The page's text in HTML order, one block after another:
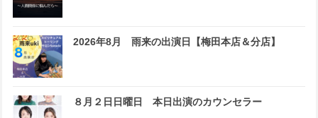
2026年8月 雨来の出演日【梅田本店＆分店】
８月２日日曜日 本日出演のカウンセラー